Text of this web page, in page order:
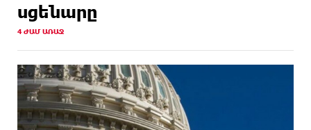
սցենարը
4 ԺԱՄ ԱՌԱՋ